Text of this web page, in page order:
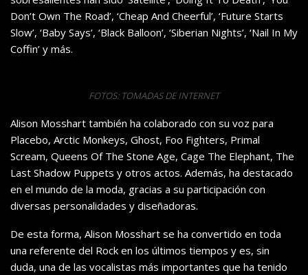
Don’t Own The Road’, ‘Cheap And Cheerful’, ‘Future Starts
Slow’, ‘Baby Says’, ‘Black Balloon’, ‘Siberian Nights’, ‘Nail In My
Coffin’ y más.
FOTOS: TOMADAS DE INTERNET
Alison Mosshart también ha colaborado con su voz para
Placebo, Arctic Monkeys, Ghost, Foo Fighters, Primal
Scream, Queens Of The Stone Age, Cage The Elephant, The
Last Shadow Puppets y otros actos. Además, ha destacado
en el mundo de la moda, gracias a su participación con
diversas personalidades y diseñadoras.
De esta forma, Alison Mosshart se ha convertido en toda
una referente del Rock en los últimos tiempos y es, sin
duda, una de las vocalistas más importantes que ha tenido